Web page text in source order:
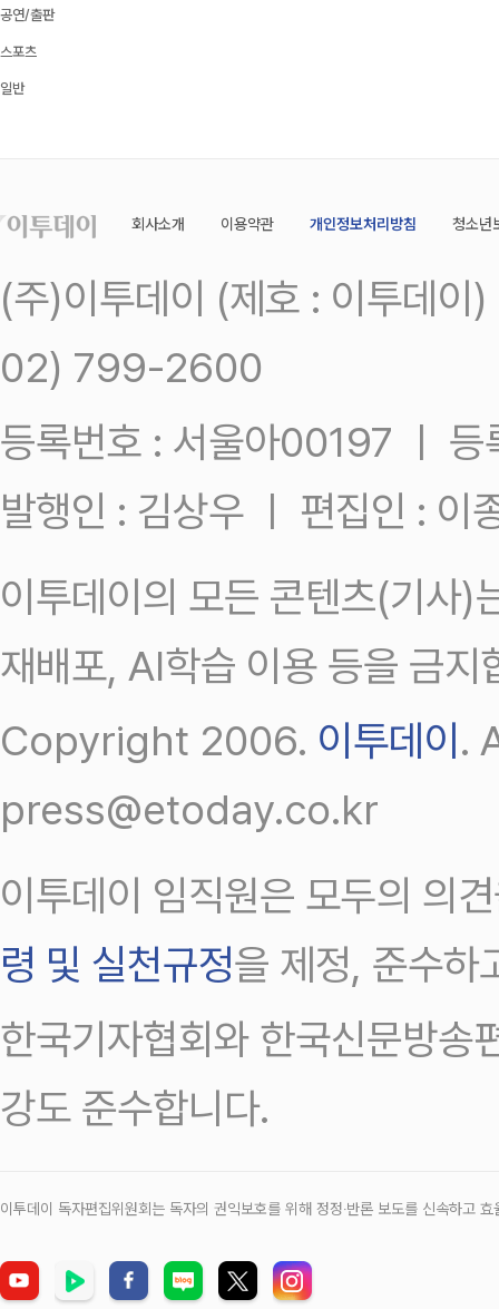
공연/출판
스포츠
일반
회사소개 이용약관 개인정보처리방침 청소년
(주)이투데이 (제호 : 이투데
02) 799-2600
등록번호 : 서울아00197 ㅣ
발행인 : 김상우 ㅣ 편집인 : 이
이투데이의 모든 콘텐츠(기사)
재배포, AI학습 이용 등을 금지
Copyright 2006. 이투데이 .
press@etoday.co.kr
이투데이 임직원은 모두의 의
령 및 실천규정을 제정, 준수하
한국기자협회와 한국신문방송
강도 준수합니다.
이투데이 독자편집위원회는 독자의 권익보호를 위해 정정‧반론 보도를 신속하고